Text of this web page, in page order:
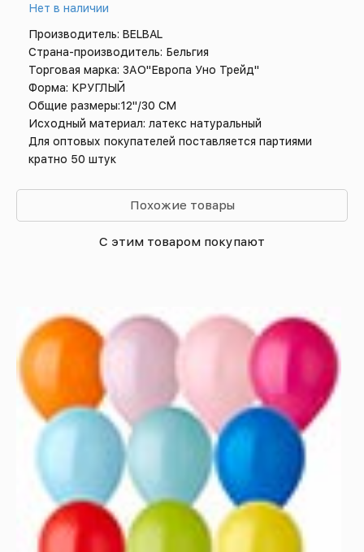
Нет в наличии
Производитель: BELBAL
Страна-производитель: Бельгия
Торговая марка: ЗАО"Европа Уно Трейд"
Форма: КРУГЛЫЙ
Общие размеры:12"/30 СМ
Исходный материал: латекс натуральный
Для оптовых покупателей поставляется партиями
кратно 50 штук
Похожие товары
С этим товаром покупают